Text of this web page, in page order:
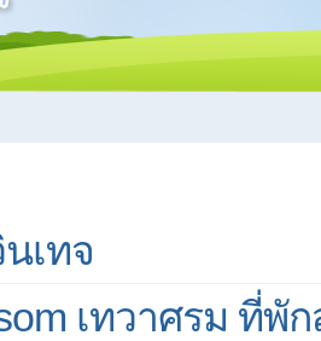
เทจ
เทวาศรม ที่พั